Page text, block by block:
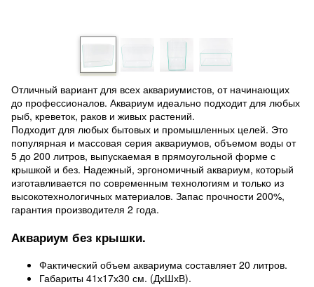
Отличный вариант для всех аквариумистов, от начинающих
до профессионалов. Аквариум идеально подходит для любых
рыб, креветок, раков и живых растений.
Подходит для любых бытовых и промышленных целей. Это
популярная и массовая серия аквариумов, объемом воды от
5 до 200 литров, выпускаемая в прямоугольной форме с
крышкой и без. Надежный, эргономичный аквариум, который
изготавливается по современным технологиям и только из
высокотехнологичных материалов. Запас прочности 200%,
гарантия производителя 2 года.
Аквариум без крышки.
Фактический объем аквариума составляет 20 литров.
Габариты 41х17х30 см. (ДхШхВ).